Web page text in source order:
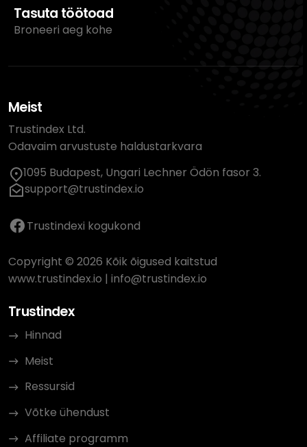
Tasuta töötoad
Broneeri aeg kohe
Meist
Trustindex Ltd.
Odavaim arvustuste haldustarkvara
1095 Budapest, Ungari Lechner Ödön fasor 3.
support@trustindex.io
Trustindexi kogukond
Copyright © 2026 Kõik õigused kaitstud
www.trustindex.io | info@trustindex.io
Trustindex
Hinnad
Meist
Ressursid
Võtke ühendust
Affiliate programm